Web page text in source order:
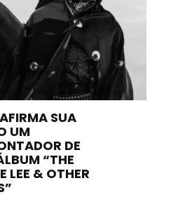
SUA
UM
DE
“THE
LEE & OTHER